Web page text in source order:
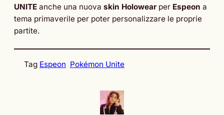
UNITE anche una nuova skin Holowear per Espeon a
tema primaverile per poter personalizzare le proprie
partite.
Tag Espeon Pokémon Unite